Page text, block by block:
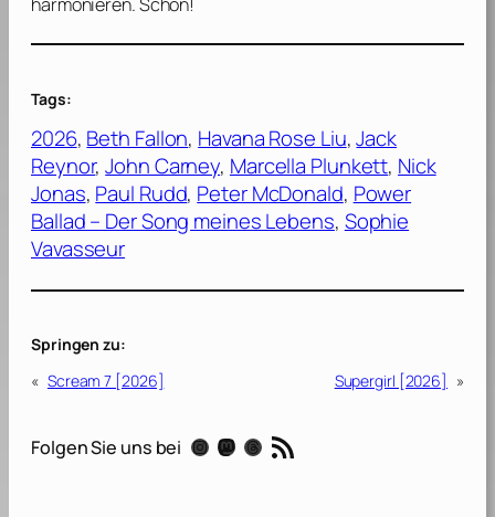
Tags:
2026, Beth Fallon, Havana Rose Liu, Jack
Reynor, John Carney, Marcella Plunkett, Nick
Jonas, Paul Rudd, Peter McDonald, Power
Ballad – Der Song meines Lebens, Sophie
Vavasseur
Springen zu:
« Scream 7 [2026] Supergirl [2026] »
Folgen Sie uns bei Instagram Mastodon Threads RSS-Feed